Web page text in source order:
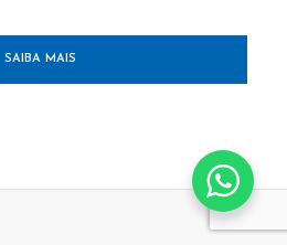
SAIBA MAIS